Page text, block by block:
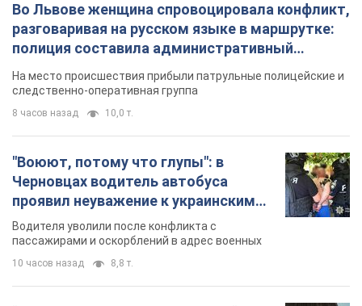
Во Львове женщина спровоцировала конфликт,
разговаривая на русском языке в маршрутке:
полиция составила административный
протокол. Видео
На место происшествия прибыли патрульные полицейские и
следственно-оперативная группа
8 часов назад 10,0 т.
"Воюют, потому что глупы": в
Черновцах водитель автобуса
проявил неуважение к украинским
военным и поплатился за это.
Видео
Водителя уволили после конфликта с
пассажирами и оскорблений в адрес военных
10 часов назад 8,8 т.